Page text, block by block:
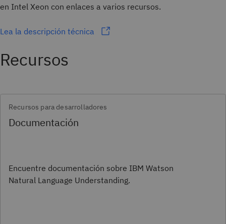
en Intel Xeon con enlaces a varios recursos.
Lea la descripción técnica
Recursos
Recursos para desarrolladores
Documentación
Encuentre documentación sobre IBM Watson
Natural Language Understanding.